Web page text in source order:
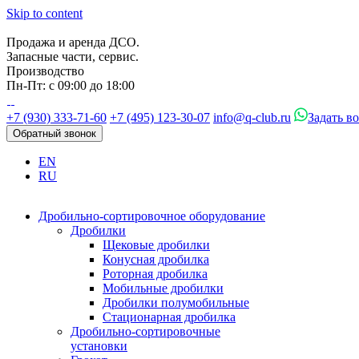
Skip to content
Продажа и аренда ДСО.
Запасные части, сервис.
Производство
Пн-Пт: с 09:00 до 18:00
+7 (930) 333-71-60 +7 (495) 123-30-07 info@q-club.ru Задать
Обратный звонок
EN
RU
Дробильно-сортировочное оборудование
Дробилки
Щековые дробилки
Конусная дробилка
Роторная дробилка
Мобильные дробилки
Дробилки полумобильные
Стационарная дробилка
Дробильно-сортировочные
установки